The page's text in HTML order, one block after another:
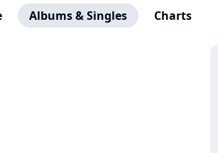
Albums & Singles Charts